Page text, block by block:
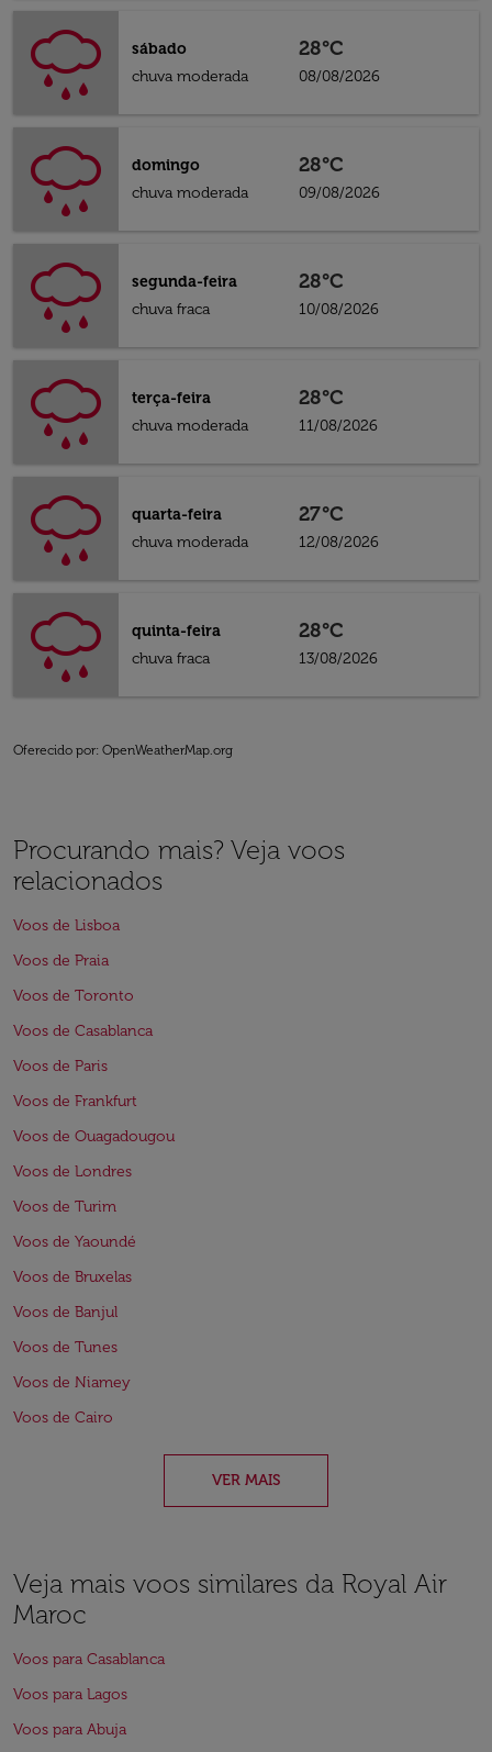
sábado
chuva moderada
28°C
08/08/2026
domingo
chuva moderada
28°C
09/08/2026
segunda-feira
chuva fraca
28°C
10/08/2026
terça-feira
chuva moderada
28°C
11/08/2026
quarta-feira
chuva moderada
27°C
12/08/2026
quinta-feira
chuva fraca
28°C
13/08/2026
Oferecido por: OpenWeatherMap.org
Procurando mais? Veja voos
relacionados
Voos de Lisboa
Voos de Praia
Voos de Toronto
Voos de Casablanca
Voos de Paris
Voos de Frankfurt
Voos de Ouagadougou
Voos de Londres
Voos de Turim
Voos de Yaoundé
Voos de Bruxelas
Voos de Banjul
Voos de Tunes
Voos de Niamey
Voos de Cairo
VER MAIS
Veja mais voos similares da Royal Air
Maroc
Voos para Casablanca
Voos para Lagos
Voos para Abuja